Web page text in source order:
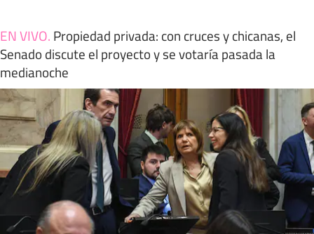
EN VIVO. Propiedad privada: con cruces y chicanas, el
Senado discute el proyecto y se votaría pasada la
medianoche